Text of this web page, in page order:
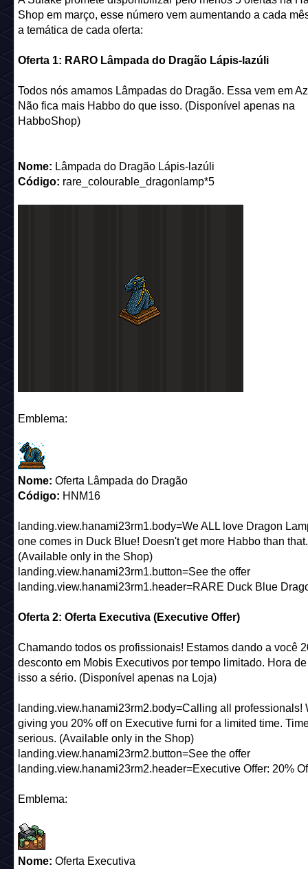
Shop em março, esse número vem aumentando a cada
a temática de cada oferta:
Oferta 1: RARO Lâmpada do Dragão Lápis-lazúli
Todos nós amamos Lâmpadas do Dragão. Essa vem em
Não fica mais Habbo do que isso. (Disponível apenas na
HabboShop)
Nome: Lâmpada do Dragão Lápis-lazúli
Código: rare_colourable_dragonlamp*5
Emblema:
Nome: Oferta Lâmpada do Dragão
Código: HNM16
landing.view.hanami23rm1.body=We ALL love Dragon
one comes in Duck Blue! Doesn't get more Habbo than that.
(Available only in the Shop)
landing.view.hanami23rm1.button=See the offer
landing.view.hanami23rm1.header=RARE Duck Blue
Oferta 2: Oferta Executiva (Executive Offer)
Chamando todos os profissionais! Estamos dando a você
desconto em Mobis Executivos por tempo limitado. Hora
isso a sério. (Disponível apenas na Loja)
landing.view.hanami23rm2.body=Calling all professionals!
giving you 20% off on Executive furni for a limited time.
serious. (Available only in the Shop)
landing.view.hanami23rm2.button=See the offer
landing.view.hanami23rm2.header=Executive Offer: 20%
Emblema:
Nome: Oferta Executiva